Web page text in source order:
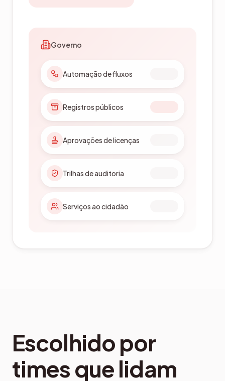
Governo
Automação de fluxos
Registros públicos
Aprovações de licenças
Trilhas de auditoria
Serviços ao cidadão
Escolhido por
times que lidam